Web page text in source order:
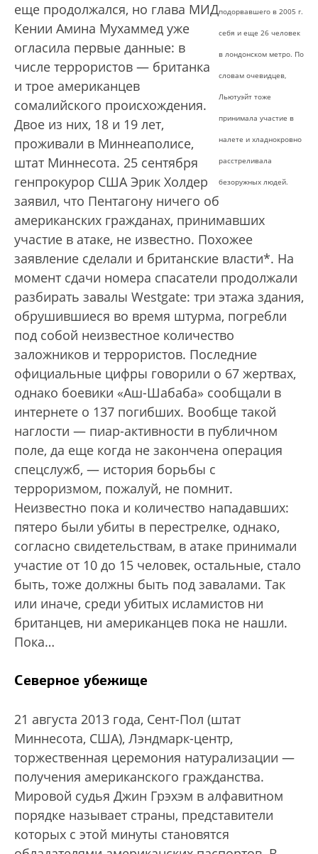
подорвавшего в 2005 г.
себя и еще 26 человек
в лондонском метро. По
словам очевидцев,
Льютуэйт тоже
принимала участие в
налете и хладнокровно
расстреливала
безоружных людей.
еще продолжался, но глава МИД
Кении Амина Мухаммед уже
огласила первые данные: в
числе террористов — британка
и трое американцев
сомалийского происхождения.
Двое из них, 18 и 19 лет,
проживали в Миннеаполисе,
штат Миннесота. 25 сентября
генпрокурор США Эрик Холдер
заявил, что Пентагону ничего об
американских гражданах, принимавших
участие в атаке, не известно. Похожее
заявление сделали и британские власти*. На
момент сдачи номера спасатели продолжали
разбирать завалы Westgate: три этажа здания,
обрушившиеся во время штурма, погребли
под собой неизвестное количество
заложников и террористов. Последние
официальные цифры говорили о 67 жертвах,
однако боевики «Аш-Шабаба» сообщали в
интернете о 137 погибших. Вообще такой
наглости — пиар-активности в публичном
поле, да еще когда не закончена операция
спецслужб, — история борьбы с
терроризмом, пожалуй, не помнит.
Неизвестно пока и количество нападавших:
пятеро были убиты в перестрелке, однако,
согласно свидетельствам, в атаке принимали
участие от 10 до 15 человек, остальные, стало
быть, тоже должны быть под завалами. Так
или иначе, среди убитых исламистов ни
британцев, ни американцев пока не нашли.
Пока…
Северное убежище
21 августа 2013 года, Сент-Пол (штат
Миннесота, США), Лэндмарк-центр,
торжественная церемония натурализации —
получения американского гражданства.
Мировой судья Джин Грэхэм в алфавитном
порядке называет страны, представители
которых с этой минуты становятся